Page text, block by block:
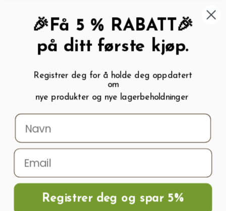
My wishlist ( 0
Menu Søk Logg inn Handlevogn
Hjem
🎉Få 5 % RABATT🎉
på ditt første kjøp.
Registrer deg for å holde deg oppdatert
om
nye produkter og nye lagerbeholdninger
Registrer deg og spar 5%